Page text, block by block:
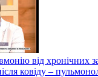
від хронічних
ковіду –